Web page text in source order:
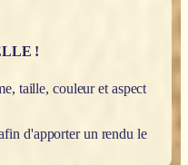
!
taille, couleur et aspect
d'apporter un rendu le